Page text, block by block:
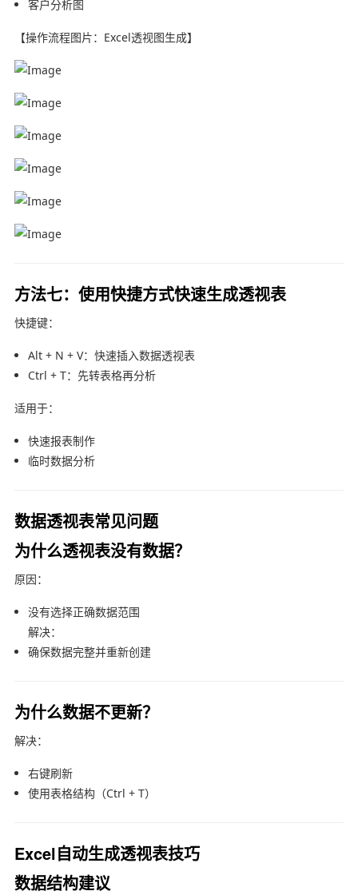
客户分析图
【操作流程图片：Excel透视图生成】
方法七：使用快捷方式快速生成透视表
快捷键：
Alt + N + V：快速插入数据透视表
Ctrl + T：先转表格再分析
适用于：
快速报表制作
临时数据分析
数据透视表常见问题
为什么透视表没有数据？
原因：
没有选择正确数据范围
解决：
确保数据完整并重新创建
为什么数据不更新？
解决：
右键刷新
使用表格结构（Ctrl + T）
Excel自动生成透视表技巧
数据结构建议